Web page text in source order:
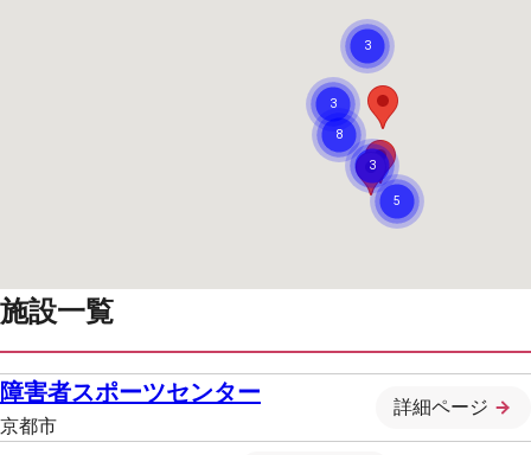
施設一覧
障害者スポーツセンター
京都市
詳細ページ